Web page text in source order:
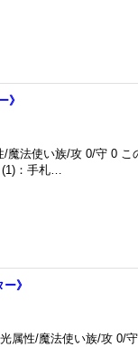
》
法使い族/攻 0/守 0 こ
(1)：手札…
》
属性/魔法使い族/攻 0/